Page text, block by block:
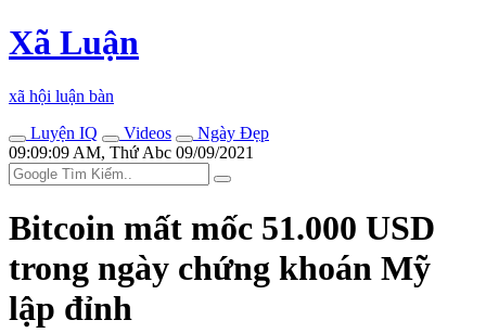
Xã Luận
xã hội luận bàn
Luyện IQ
Videos
Ngày Đẹp
09:09:09 AM, Thứ Abc 09/09/2021
Bitcoin mất mốc 51.000 USD
trong ngày chứng khoán Mỹ
lập đỉnh